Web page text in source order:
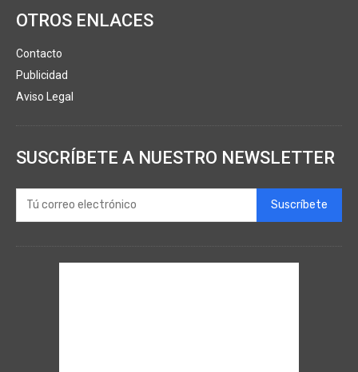
OTROS ENLACES
Contacto
Publicidad
Aviso Legal
SUSCRÍBETE A NUESTRO NEWSLETTER
Suscríbete